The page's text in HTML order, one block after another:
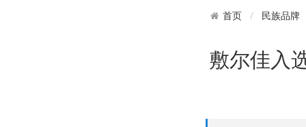
首页 民族品牌
敷尔佳入